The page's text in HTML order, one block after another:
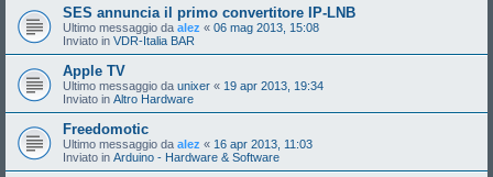
SES annuncia il primo convertitore IP-LNB
Ultimo messaggio da alez « 06 mag 2013, 15:08
Inviato in VDR-Italia BAR
Apple TV
Ultimo messaggio da unixer « 19 apr 2013, 19:34
Inviato in Altro Hardware
Freedomotic
Ultimo messaggio da alez « 16 apr 2013, 11:03
Inviato in Arduino - Hardware & Software